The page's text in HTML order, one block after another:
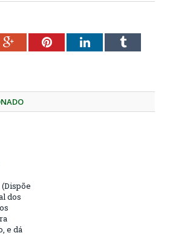
Google+PinterestLinkedInTumblr
(Dispõe
dos
e dá